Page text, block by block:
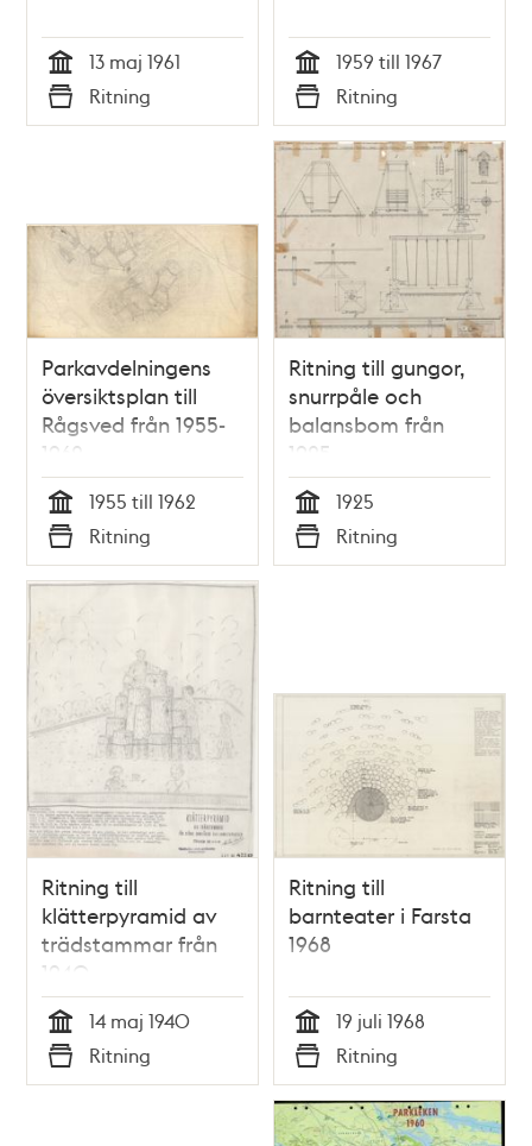
Tid
13 maj 1961
Typ
Ritning Tid
1959 till 1967
Typ
Ritning
Parkavdelningens
översiktsplan till
Rågsved från 1955-
1962
Tid
1955 till 1962
Typ
Ritning
Ritning till gungor,
snurrpåle och
balansbom från
1925
Tid
1925
Typ
Ritning
Ritning till
klätterpyramid av
trädstammar från
1940
Tid
14 maj 1940
Typ
Ritning
Ritning till
barnteater i Farsta
1968
Tid
19 juli 1968
Typ
Ritning